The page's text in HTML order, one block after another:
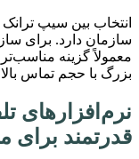
انتخاب بین سیپ
سازمان دارد. برای
معمولاً گزینه
بزرگ با حجم تماس
نرم‌افزارهای
قدرتمند برای